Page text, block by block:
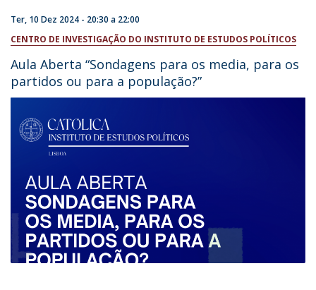
Ter, 10 Dez 2024 - 20:30 a 22:00
CENTRO DE INVESTIGAÇÃO DO INSTITUTO DE ESTUDOS POLÍTICOS
Aula Aberta “Sondagens para os media, para os
partidos ou para a população?”